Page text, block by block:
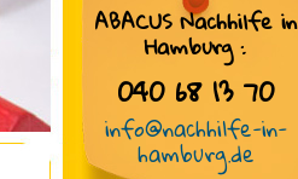
ABACUS Nachhilfe in
Hamburg:
040 68 13 70
info@nachhilfe-in-
hamburg.de